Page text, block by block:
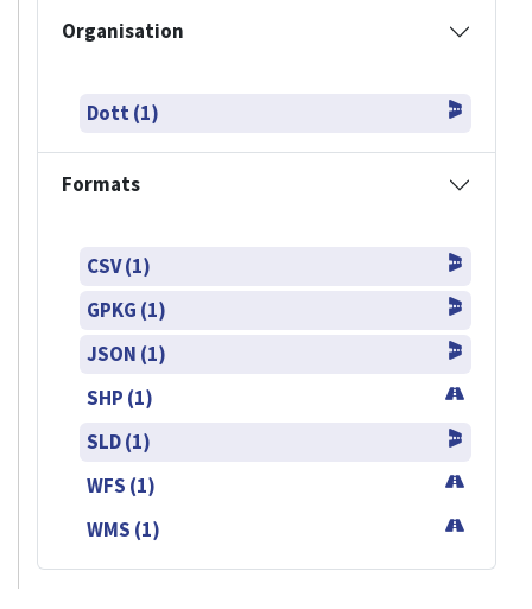
Organisation
Dott (1)
Formats
CSV (1)
GPKG (1)
JSON (1)
SHP (1)
SLD (1)
WFS (1)
WMS (1)